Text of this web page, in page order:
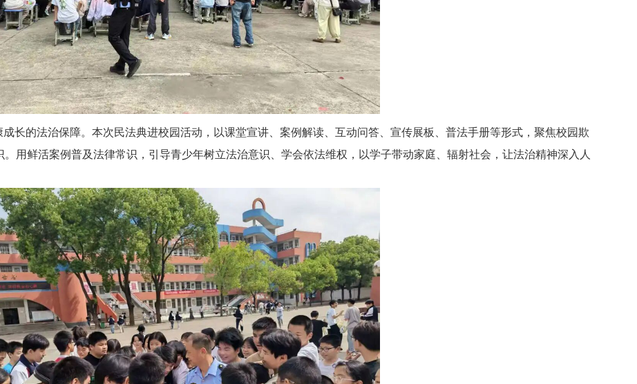
长的法治保障。本次民法典进校园活动，以课堂宣讲、案例解读、互动问答、宣传展板、普法手册等形式，聚焦校园欺
用鲜活案例普及法律常识，引导青少年树立法治意识、学会依法维权，以学子带动家庭、辐射社会，让法治精神深入人